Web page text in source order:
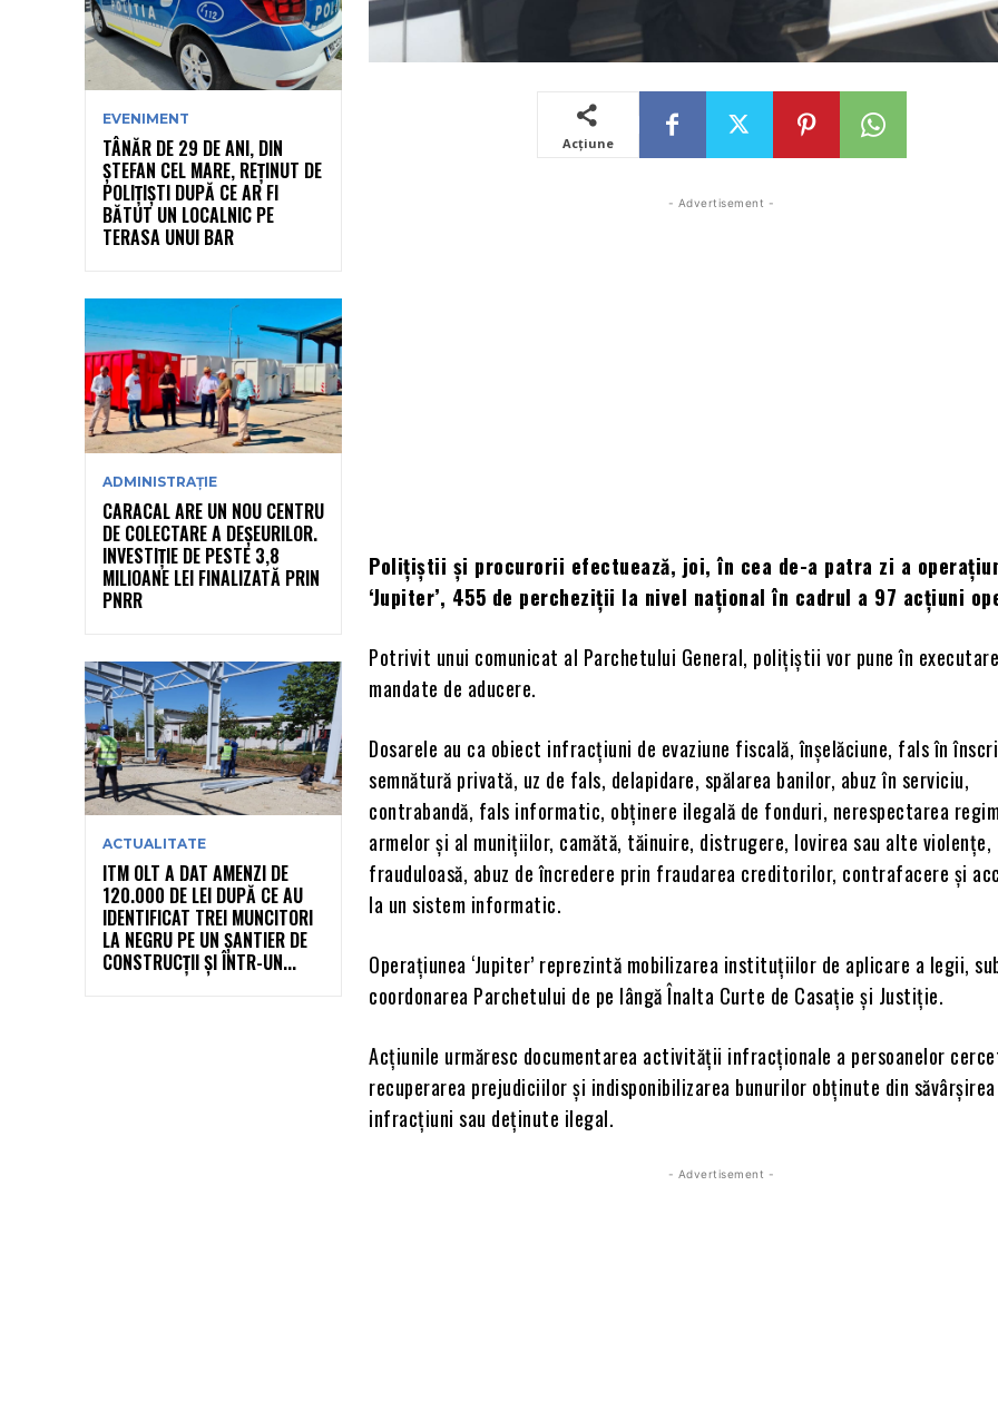
EVENIMENT
TÂNĂR DE 29 DE ANI, DIN
ȘTEFAN CEL MARE, REȚINUT DE
POLIȚIȘTI DUPĂ CE AR FI
BĂTUT UN LOCALNIC PE
TERASA UNUI BAR
ADMINISTRAȚIE
CARACAL ARE UN NOU CENTRU
DE COLECTARE A DEȘEURILOR.
INVESTIȚIE DE PESTE 3,8
MILIOANE LEI FINALIZATĂ PRIN
PNRR
ACTUALITATE
ITM OLT A DAT AMENZI DE
120.000 DE LEI DUPĂ CE AU
IDENTIFICAT TREI MUNCITORI
LA NEGRU PE UN ȘANTIER DE
CONSTRUCȚII ȘI ÎNTR-UN...
Acțiune
- Advertisement -
Polițiștii și procurorii efectuează, joi, în cea de-a patra zi a
‘Jupiter’, 455 de percheziții la nivel național în cadrul a 97 acțiuni
Potrivit unui comunicat al Parchetului General, polițiștii vor pune în
mandate de aducere.
Dosarele au ca obiect infracțiuni de evaziune fiscală, înșelăciune, fals în
semnătură privată, uz de fals, delapidare, spălarea banilor, abuz în serviciu,
contrabandă, fals informatic, obținere ilegală de fonduri, nerespectarea
armelor și al munițiilor, camătă, tăinuire, distrugere, lovirea sau alte violențe,
frauduloasă, abuz de încredere prin fraudarea creditorilor, contrafacere și
la un sistem informatic.
Operațiunea ‘Jupiter’ reprezintă mobilizarea instituțiilor de aplicare a legii,
coordonarea Parchetului de pe lângă Înalta Curte de Casație și Justiție.
Acțiunile urmăresc documentarea activității infracționale a persoanelor
recuperarea prejudiciilor și indisponibilizarea bunurilor obținute din
infracțiuni sau deținute ilegal.
- Advertisement -